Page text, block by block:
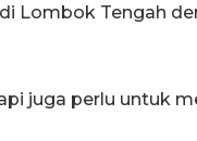
Lombok Tengah
juga perlu untuk